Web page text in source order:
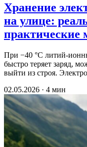
Хранение
на улице:
практические
При −40 °C литий-
быстро теряет заряд,
выйти из строя.
02.05.2026 · 4 мин